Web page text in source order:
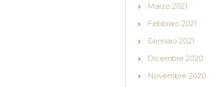
Marzo 2021
Febbraio 2021
Gennaio 2021
Dicembre 2020
Novembre 2020